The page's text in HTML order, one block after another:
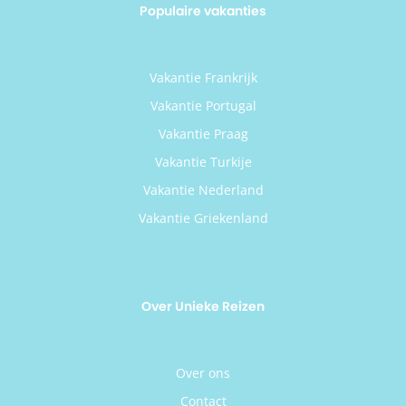
Populaire vakanties
Vakantie Frankrijk
Vakantie Portugal
Vakantie Praag
Vakantie Turkije
Vakantie Nederland
Vakantie Griekenland
Over Unieke Reizen
Over ons
Contact